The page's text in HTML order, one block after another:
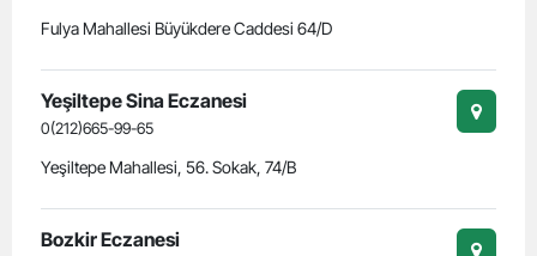
Fulya Mahallesi Büyükdere Caddesi 64/D
Yeşiltepe Sina Eczanesi
0(212)665-99-65
Yeşiltepe Mahallesi, 56. Sokak, 74/B
Bozkir Eczanesi